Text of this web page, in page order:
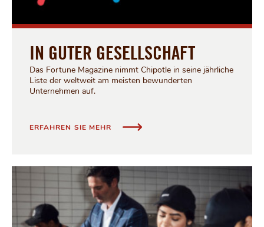
IN GUTER GESELLSCHAFT
Das Fortune Magazine nimmt Chipotle in seine jährliche
Liste der weltweit am meisten bewunderten
Unternehmen auf.
ERFAHREN SIE MEHR IN GUTER GESELLSCHAFT